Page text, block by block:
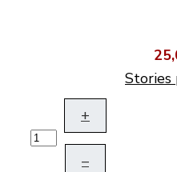
Stories
+
–